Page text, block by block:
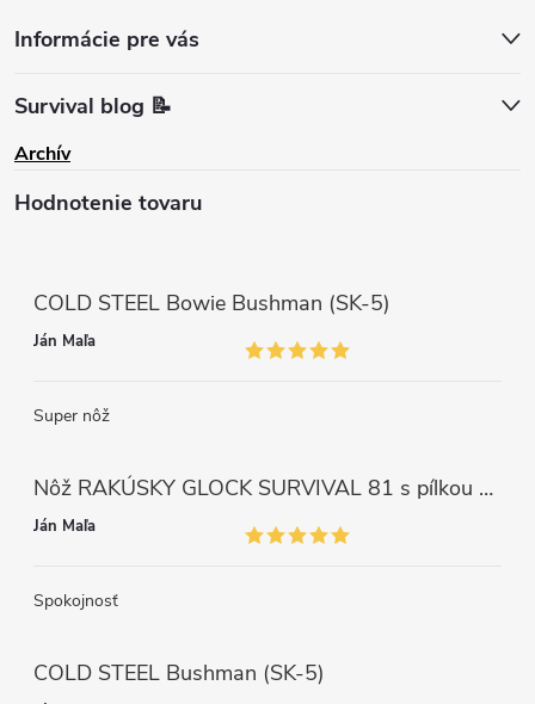
Informácie pre vás
Survival blog 📝
Archív
Hodnotenie tovaru
COLD STEEL Bowie Bushman (SK-5)
Ján Maľa
Super nôž
Nôž RAKÚSKY GLOCK SURVIVAL 81 s pílkou ZELENÝ
Ján Maľa
Spokojnosť
COLD STEEL Bushman (SK-5)